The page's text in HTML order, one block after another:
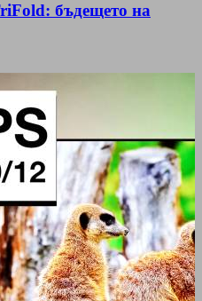
бъдещето на